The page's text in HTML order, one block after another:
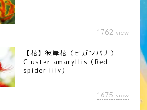
1762 view
【花】彼岸花（ヒガンバナ）
Cluster amaryllis（Red
spider lily）
1675 view